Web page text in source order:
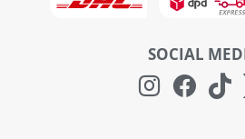
SOCIAL